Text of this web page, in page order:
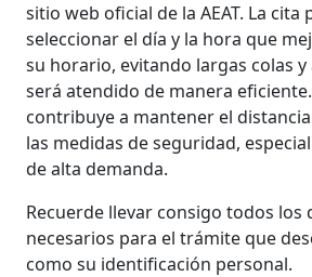
sitio web oficial de la AEAT. La
seleccionar el día y la hora que
su horario, evitando largas colas
será atendido de manera
contribuye a mantener el
las medidas de seguridad,
de alta demanda.
Recuerde llevar consigo todos los
necesarios para el trámite que
como su identificación personal.